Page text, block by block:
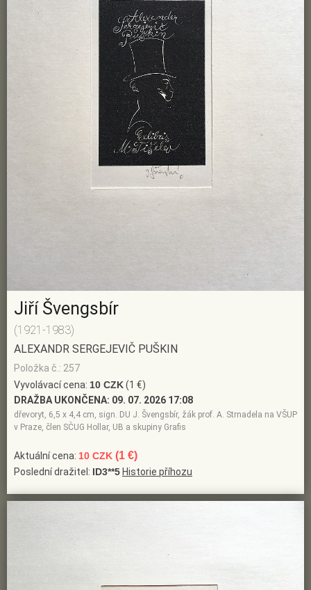
Jiří Švengsbír
(1921-1983)
ALEXANDR SERGEJEVIČ PUŠKIN
Položka č.: 257
Vyvolávací cena: 10 CZK(1 €)
DRAŽBA UKONČENA: 09. 07. 2026 17:08
dřevoryt, 6,5 x 4,4 cm, sign. DU J. Švengsbír, žák prof. A. Strnadela na VŠUP
v Praze, člen SČUG Hollar, UB a skupiny Grafis
Aktuální cena: 10 CZK (1 €)
Poslední dražitel: ID3**5 Historie příhozu